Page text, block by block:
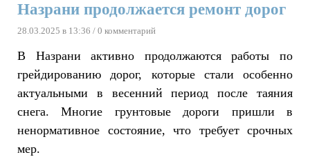
Назрани продолжается ремонт дорог
28.03.2025 в 13:36 / 0 комментарий
В Назрани активно продолжаются работы по
грейдированию дорог, которые стали особенно
актуальными в весенний период после таяния
снега. Многие грунтовые дороги пришли в
ненормативное состояние, что требует срочных
мер.